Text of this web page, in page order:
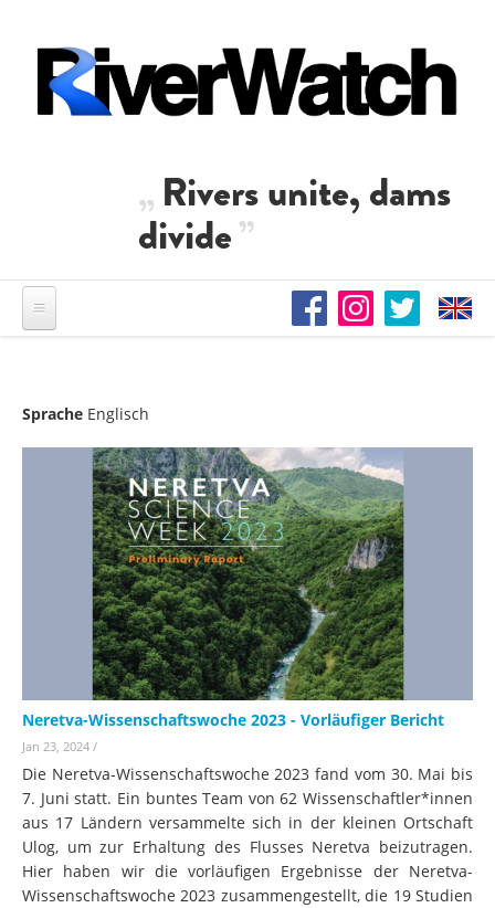
Rivers unite, dams
divide
Sprache Englisch
Neretva-Wissenschaftswoche 2023 - Vorläufiger Bericht
Jan 23, 2024 /
Die Neretva-Wissenschaftswoche 2023 fand vom 30. Mai bis
7. Juni statt. Ein buntes Team von 62 Wissenschaftler*innen
aus 17 Ländern versammelte sich in der kleinen Ortschaft
Ulog, um zur Erhaltung des Flusses Neretva beizutragen.
Hier haben wir die vorläufigen Ergebnisse der Neretva-
Wissenschaftswoche 2023 zusammengestellt, die 19 Studien